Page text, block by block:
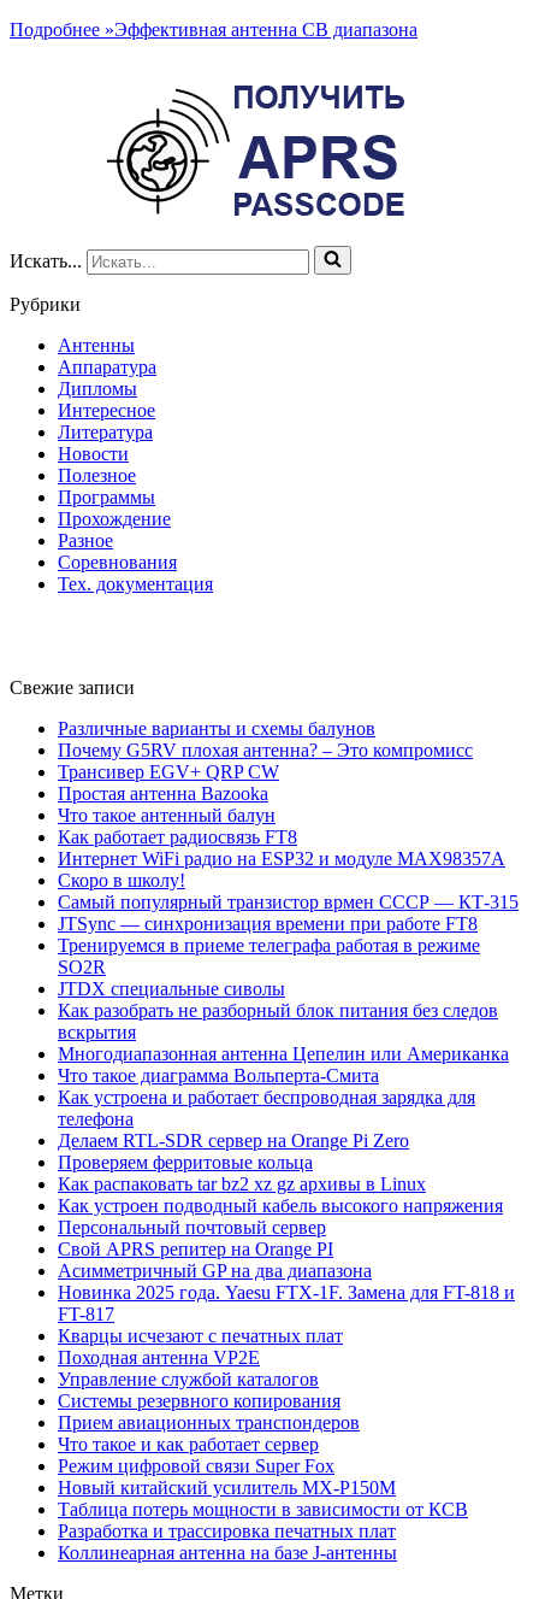
Подробнее »Эффективная антенна CB диапазона
Искать...
Рубрики
Антенны
Аппаратура
Дипломы
Интересное
Литература
Новости
Полезное
Программы
Прохождение
Разное
Соревнования
Тех. документация
Свежие записи
Различные варианты и схемы балунов
Почему G5RV плохая антенна? – Это компромисс
Трансивер EGV+ QRP CW
Простая антенна Bazooka
Что такое антенный балун
Как работает радиосвязь FT8
Интернет WiFi радио на ESP32 и модуле MAX98357A
Скоро в школу!
Самый популярный транзистор врмен СССР — КТ-315
JTSync — синхронизация времени при работе FT8
Тренируемся в приеме телеграфа работая в режиме
SO2R
JTDX специальные сиволы
Как разобрать не разборный блок питания без следов
вскрытия
Многодиапазонная антенна Цепелин или Американка
Что такое диаграмма Вольперта-Смита
Как устроена и работает беспроводная зарядка для
телефона
Делаем RTL-SDR сервер на Orange Pi Zero
Проверяем ферритовые кольца
Как распаковать tar bz2 xz gz архивы в Linux
Как устроен подводный кабель высокого напряжения
Персональный почтовый сервер
Свой APRS репитер на Orange PI
Асимметричный GP на два диапазона
Новинка 2025 года. Yaesu FTX-1F. Замена для FT-818 и
FT-817
Кварцы исчезают с печатных плат
Походная антенна VP2E
Управление службой каталогов
Системы резервного копирования
Прием авиационных транспондеров
Что такое и как работает сервер
Режим цифровой связи Super Fox
Новый китайский усилитель MX-P150M
Таблица потерь мощности в зависимости от КСВ
Разработка и трассировка печатных плат
Коллинеарная антенна на базе J-антенны
Метки